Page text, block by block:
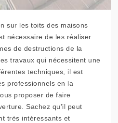
sur les toits des maisons
nécessaire de les réaliser
de destructions de la
travaux qui nécessitent une
techniques, il est
professionnels en la
proposer de faire
Sachez qu'il peut
très intéressants et